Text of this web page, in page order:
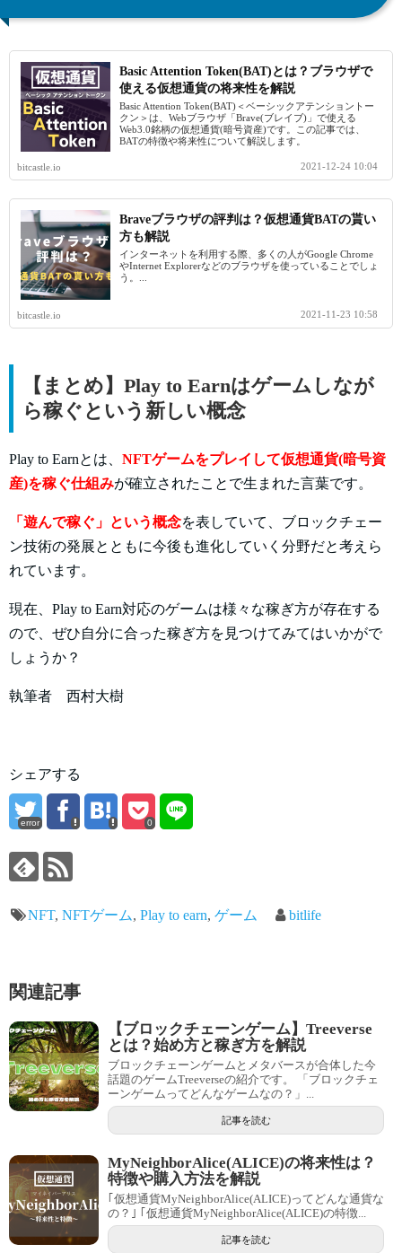
Basic Attention Token(BAT)とは？ブラウザで
使える仮想通貨の将来性を解説
Basic Attention Token(BAT)＜ベーシックアテンショントー
クン＞は、Webブラウザ「Brave(ブレイブ)」で使える
Web3.0銘柄の仮想通貨(暗号資産)です。この記事では、
BATの特徴や将来性について解説します。
bitcastle.io 2021-12-24 10:04
Braveブラウザの評判は？仮想通貨BATの貰い
方も解説
インターネットを利用する際、多くの人がGoogle Chrome
やInternet Explorerなどのブラウザを使っていることでしょ
う。...
bitcastle.io 2021-11-23 10:58
【まとめ】Play to Earnはゲームしなが
ら稼ぐという新しい概念
Play to Earnとは、 NFTゲームをプレイして仮想通貨(暗号資
産)を稼ぐ仕組みが確立されたことで生まれた言葉です。
「遊んで稼ぐ」という概念を表していて、ブロックチェー
ン技術の発展とともに今後も進化していく分野だと考えら
れています。
現在、Play to Earn対応のゲームは様々な稼ぎ方が存在する
ので、ぜひ自分に合った稼ぎ方を見つけてみてはいかがで
しょうか？
執筆者 西村大樹
シェアする
error 0
NFT, NFTゲーム, Play to earn, ゲーム bitlife
関連記事
【ブロックチェーンゲーム】Treeverse
とは？始め方と稼ぎ方を解説
ブロックチェーンゲームとメタバースが合体した今
話題のゲームTreeverseの紹介です。 「ブロックチェ
ーンゲームってどんなゲームなの？」...
記事を読む
MyNeighborAlice(ALICE)の将来性は？
特徴や購入方法を解説
｢仮想通貨MyNeighborAlice(ALICE)ってどんな通貨な
の？｣ ｢仮想通貨MyNeighborAlice(ALICE)の特徴...
記事を読む